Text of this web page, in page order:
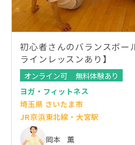
初心者さんのバランスボー
ラインレッスンあり】
オンライン可
無料体験あり
ヨガ・フィットネス
埼玉県 さいたま市
JR京浜東北線・大宮駅
岡本 薫